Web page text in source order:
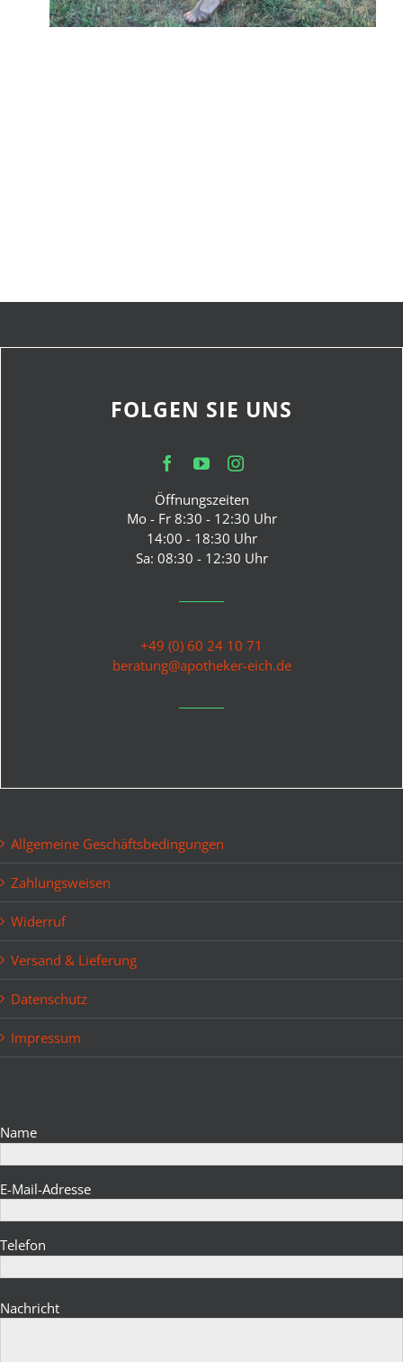
FOLGEN SIE UNS
Öffnungszeiten
Mo - Fr 8:30 - 12:30 Uhr
14:00 - 18:30 Uhr
Sa: 08:30 - 12:30 Uhr
+49 (0) 60 24 10 71
beratung@apotheker-eich.de
Allgemeine Geschäftsbedingungen
Zahlungsweisen
Widerruf
Versand & Lieferung
Datenschutz
Impressum
Name
E-Mail-Adresse
Telefon
Nachricht